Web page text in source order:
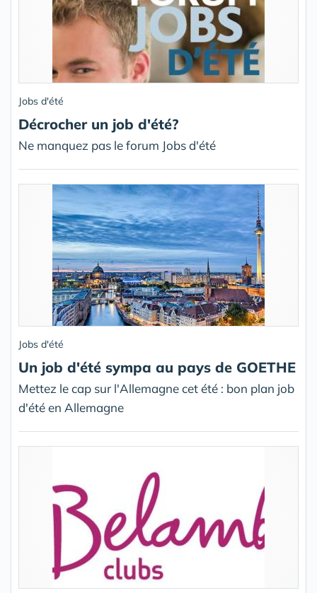
Jobs d'été
Décrocher un job d'été?
Ne manquez pas le forum Jobs d'été
Jobs d'été
Un job d'été sympa au pays de GOETHE
Mettez le cap sur l'Allemagne cet été : bon plan job
d'été en Allemagne